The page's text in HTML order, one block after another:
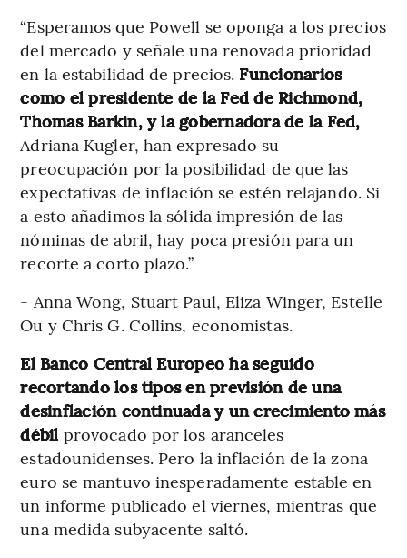
“Esperamos que Powell se oponga a los precios
del mercado y señale una renovada prioridad
en la estabilidad de precios. Funcionarios
como el presidente de la Fed de Richmond,
Thomas Barkin, y la gobernadora de la Fed,
Adriana Kugler, han expresado su
preocupación por la posibilidad de que las
expectativas de inflación se estén relajando. Si
a esto añadimos la sólida impresión de las
nóminas de abril, hay poca presión para un
recorte a corto plazo.”
- Anna Wong, Stuart Paul, Eliza Winger, Estelle
Ou y Chris G. Collins, economistas.
El Banco Central Europeo ha seguido
recortando los tipos en previsión de una
desinflación continuada y un crecimiento más
débil provocado por los aranceles
estadounidenses. Pero la inflación de la zona
euro se mantuvo inesperadamente estable en
un informe publicado el viernes, mientras que
una medida subyacente saltó.